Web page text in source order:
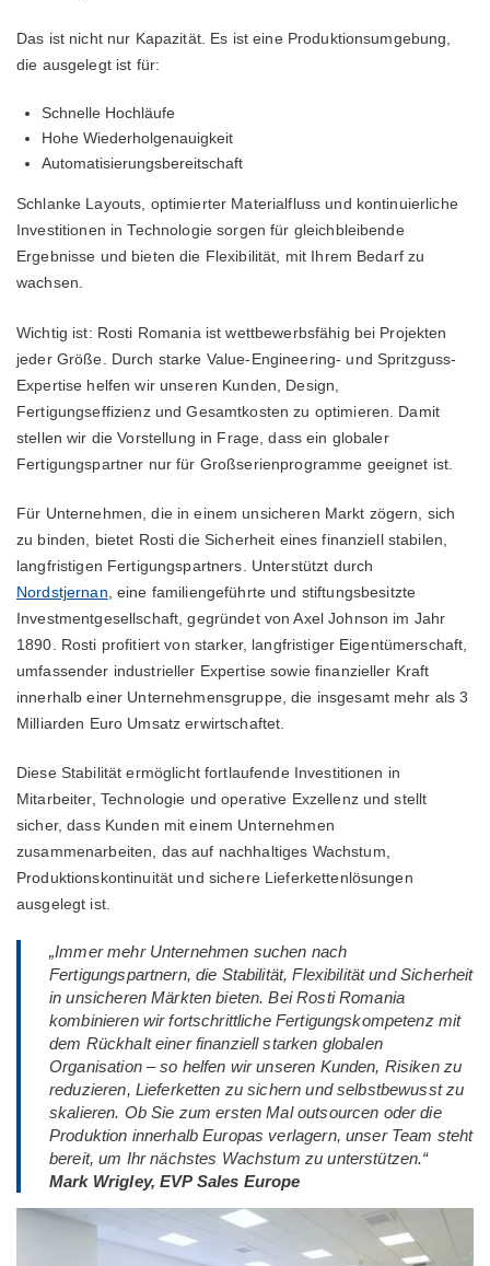
Das ist nicht nur Kapazität. Es ist eine Produktionsumgebung,
die ausgelegt ist für:
Schnelle Hochläufe
Hohe Wiederholgenauigkeit
Automatisierungsbereitschaft
Schlanke Layouts, optimierter Materialfluss und kontinuierliche
Investitionen in Technologie sorgen für gleichbleibende
Ergebnisse und bieten die Flexibilität, mit Ihrem Bedarf zu
wachsen.
Wichtig ist: Rosti Romania ist wettbewerbsfähig bei Projekten
jeder Größe. Durch starke Value-Engineering- und Spritzguss-
Expertise helfen wir unseren Kunden, Design,
Fertigungseffizienz und Gesamtkosten zu optimieren. Damit
stellen wir die Vorstellung in Frage, dass ein globaler
Fertigungspartner nur für Großserienprogramme geeignet ist.
Für Unternehmen, die in einem unsicheren Markt zögern, sich
zu binden, bietet Rosti die Sicherheit eines finanziell stabilen,
langfristigen Fertigungspartners. Unterstützt durch
Nordstjernan , eine familiengeführte und stiftungsbesitzte
Investmentgesellschaft, gegründet von Axel Johnson im Jahr
1890. Rosti profitiert von starker, langfristiger Eigentümerschaft,
umfassender industrieller Expertise sowie finanzieller Kraft
innerhalb einer Unternehmensgruppe, die insgesamt mehr als 3
Milliarden Euro Umsatz erwirtschaftet.
Diese Stabilität ermöglicht fortlaufende Investitionen in
Mitarbeiter, Technologie und operative Exzellenz und stellt
sicher, dass Kunden mit einem Unternehmen
zusammenarbeiten, das auf nachhaltiges Wachstum,
Produktionskontinuität und sichere Lieferkettenlösungen
ausgelegt ist.
„Immer mehr Unternehmen suchen nach
Fertigungspartnern, die Stabilität, Flexibilität und Sicherheit
in unsicheren Märkten bieten. Bei Rosti Romania
kombinieren wir fortschrittliche Fertigungskompetenz mit
dem Rückhalt einer finanziell starken globalen
Organisation – so helfen wir unseren Kunden, Risiken zu
reduzieren, Lieferketten zu sichern und selbstbewusst zu
skalieren. Ob Sie zum ersten Mal outsourcen oder die
Produktion innerhalb Europas verlagern, unser Team steht
bereit, um Ihr nächstes Wachstum zu unterstützen.“
Mark Wrigley, EVP Sales Europe